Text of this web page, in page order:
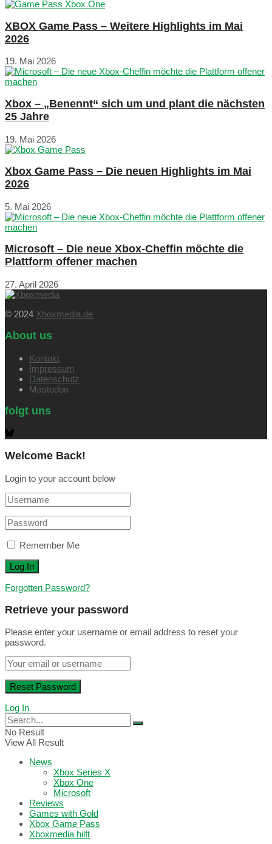
XBOX Game Pass – Weitere Highlights im Mai
2026
19. Mai 2026
Xbox – „Benennt“ sich um und plant die nächsten
25 Jahre
19. Mai 2026
Xbox Game Pass – Die neuen Highlights im Mai
2026
5. Mai 2026
Microsoft – Die neue Xbox-Cheffin möchte die
Plattform offener machen
27. April 2026
© 2024 Xboxmedia.de
About us
Kontakt
Impressum
Datenschutz
Mastodon
folgt uns
Welcome Back!
Login to your account below
Remember Me
Forgotten Password?
Retrieve your password
Please enter your username or email address to reset your
password.
Log In
No Result
View All Result
News
Xbox Series X
Xbox One
Microsoft
Reviews
Games with Gold
Xbox Game Pass
Xboxmedia hilft